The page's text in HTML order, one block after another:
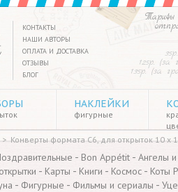
Тарифы
125р. (за
135р. (за
КОНТАКТЫ
НАШИ АВТОРЫ
ОПЛАТА И ДОСТАВКА
ОТЗЫВЫ
БЛОГ
НАКЛЕЙКИ
фигурные
> Конверты формата C6, для открыток 10 х
- Bon Appétit - Ангелы
- Карты - Книги - Космос - Коты
- Фигурные - Фильмы и сериалы -